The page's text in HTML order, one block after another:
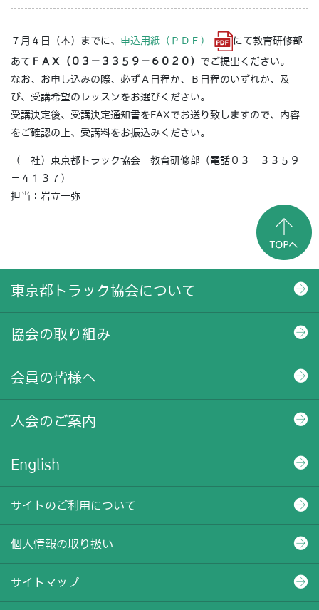
７月４日（木）までに、 申込用紙（ＰＤＦ） にて教育研修部
あて ＦＡＸ（０３－３３５９－６０２０） でご提出ください。
なお、お申し込みの際、必ずＡ日程か、Ｂ日程のいずれか、及
び、受講希望のレッスンをお選びください。
受講決定後、受講決定通知書をFAXでお送り致しますので、内容
をご確認の上、受講料をお振込みください。
（一社）東京都トラック協会 教育研修部（電話０３－３３５９
－４１３７）
担当：岩立一弥
東京都トラック協会について
協会の取り組み
会員の皆様へ
入会のご案内
English
サイトのご利用について
個人情報の取り扱い
サイトマップ